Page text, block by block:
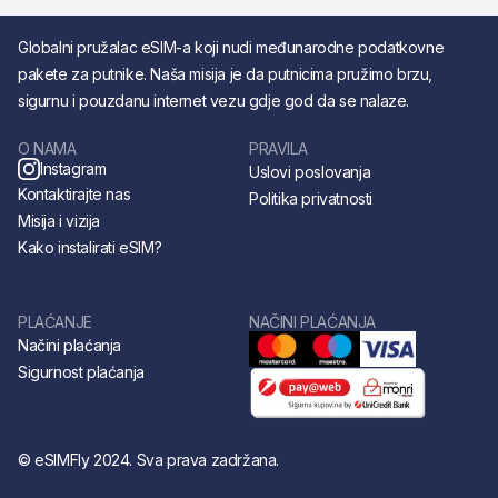
Globalni pružalac eSIM-a koji nudi međunarodne podatkovne
pakete za putnike. Naša misija je da putnicima pružimo brzu,
sigurnu i pouzdanu internet vezu gdje god da se nalaze.
O NAMA
Instagram
Kontaktirajte nas
Misija i vizija
Kako instalirati eSIM?
PLAĆANJE
Načini plaćanja
Sigurnost plaćanja
NAČINI PLAĆANJA
PRAVILA
Uslovi poslovanja
Politika privatnosti
© eSIMFly 2024. Sva prava zadržana.